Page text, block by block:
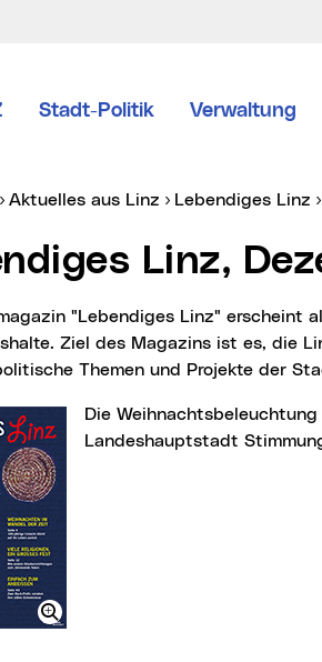
Stadt-Politik Verwaltung
Aktuelles aus Linz Lebendiges Linz
Linz,
Ziel des Magazins ist es, die
Themen und Projekte der
Die Weihnachtsbeleuchtung mit ihren Engeln verbreitet in der
Landeshauptstadt